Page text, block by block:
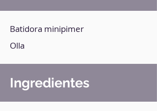
Batidora minipimer
Olla
Ingredientes